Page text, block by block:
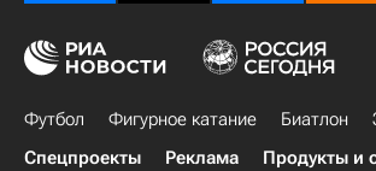
Футбол Фигурное катание Биатлон
Спецпроекты
Реклама Продукты и